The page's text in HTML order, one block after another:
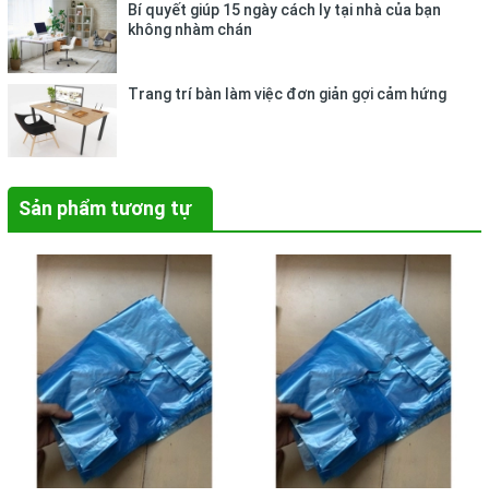
Bí quyết giúp 15 ngày cách ly tại nhà của bạn
không nhàm chán
Trang trí bàn làm việc đơn giản gợi cảm hứng
Sản phẩm tương tự